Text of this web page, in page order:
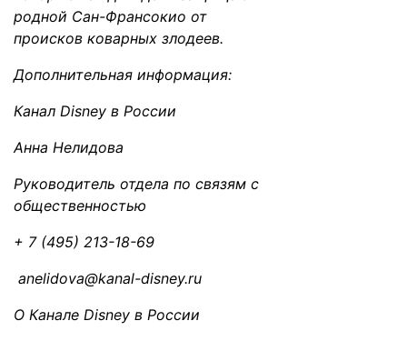
родной Сан-Франсокио от
происков коварных злодеев.
Дополнительная информация:
Канал Disney в России
Анна Нелидова
Руководитель отдела по связям с
общественностью
+ 7 (495) 213-18-69
anelidova@kanal-disney.ru
О Канале Disney в России